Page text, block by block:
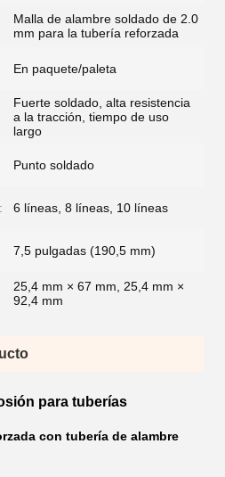
Malla de alambre soldado de 2.0
mm para la tubería reforzada
En paquete/paleta
Fuerte soldado, alta resistencia
a la tracción, tiempo de uso
largo
Punto soldado
6 líneas, 8 líneas, 10 líneas
7,5 pulgadas (190,5 mm)
25,4 mm × 67 mm, 25,4 mm ×
92,4 mm
para tuberías
con tubería de alambre